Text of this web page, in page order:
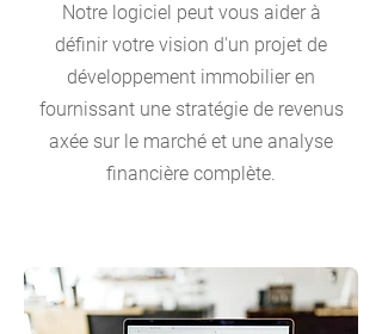
Notre logiciel peut vous aider à
définir votre vision d'un projet de
développement immobilier en
fournissant une stratégie de revenus
axée sur le marché et une analyse
financière complète.